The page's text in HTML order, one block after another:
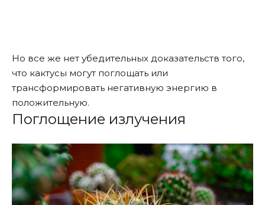
Но все же нет убедительных доказательств того,
что кактусы могут поглощать или
трансформировать негативную энергию в
положительную.
Поглощение излучения